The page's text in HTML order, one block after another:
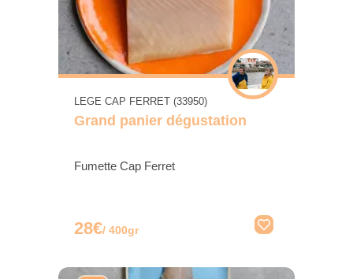
LEGE CAP FERRET (33950)
Grand panier dégustation
Fumette Cap Ferret
28€/ 400gr